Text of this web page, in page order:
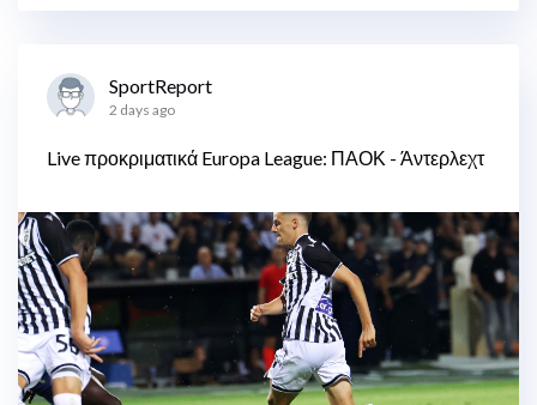
SportReport
2 days ago
Live προκριματικά Europa League: ΠΑΟΚ - Άντερλεχτ